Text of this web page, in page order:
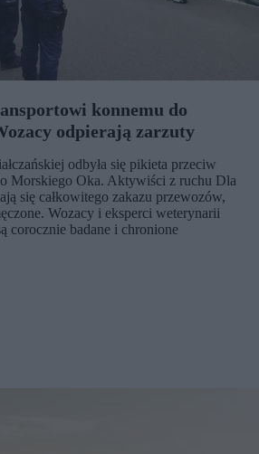
konnemu do
odpierają zarzuty
odbyła się pikieta przeciw
Morskiego Oka. Aktywiści z ruchu Dla
się całkowitego zakazu przewozów,
Wozacy i eksperci weterynarii
corocznie badane i chronione